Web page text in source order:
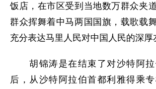
饭店，在市区受到当地数万群众夹
群众挥舞着中马两国国旗，载歌载
充分表达马里人民对中国人民的深厚
胡锦涛是在结束了对沙特阿拉
后，从沙特阿拉伯首都利雅得乘